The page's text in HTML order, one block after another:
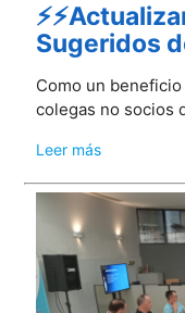
Sugeridos
Como un
colegas no socios
Leer más